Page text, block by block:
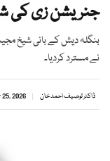
جنریشن زی
بنگلہ دیش کے بانی شیخ
نے مسترد کردیا۔
ڈاکٹر توصیف احمد خان 2026